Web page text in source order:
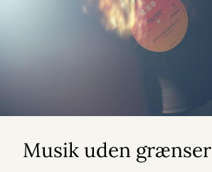
Musik uden grænser